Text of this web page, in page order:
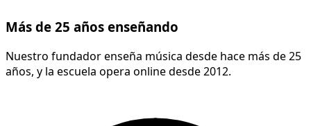
Más de 25 años enseñando
Nuestro fundador enseña música desde hace más de 25
años, y la escuela opera online desde 2012.